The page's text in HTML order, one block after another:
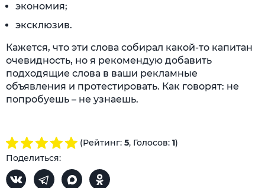
экономия;
эксклюзив.
Кажется, что эти слова собирал какой-то капитан
очевидность, но я рекомендую добавить
подходящие слова в ваши рекламные
объявления и протестировать. Как говорят: не
попробуешь – не узнаешь.
(Рейтинг: 5, Голосов: 1)
Поделиться: